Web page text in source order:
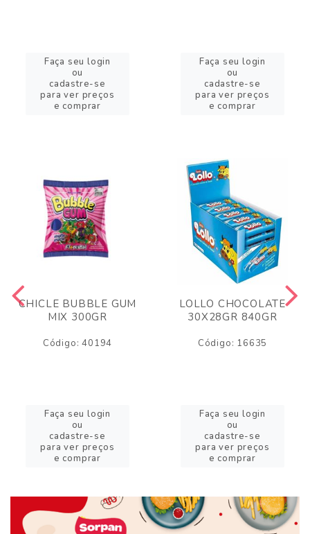
Faça seu login
ou
cadastre-se
para ver preços
e comprar
Faça seu login
ou
cadastre-se
para ver preços
e comprar
CHICLE BUBBLE GUM
MIX 300GR
Código: 40194
Faça seu login
ou
cadastre-se
para ver preços
e comprar
LOLLO CHOCOLATE
30X28GR 840GR
Código: 16635
Faça seu login
ou
cadastre-se
para ver preços
e comprar